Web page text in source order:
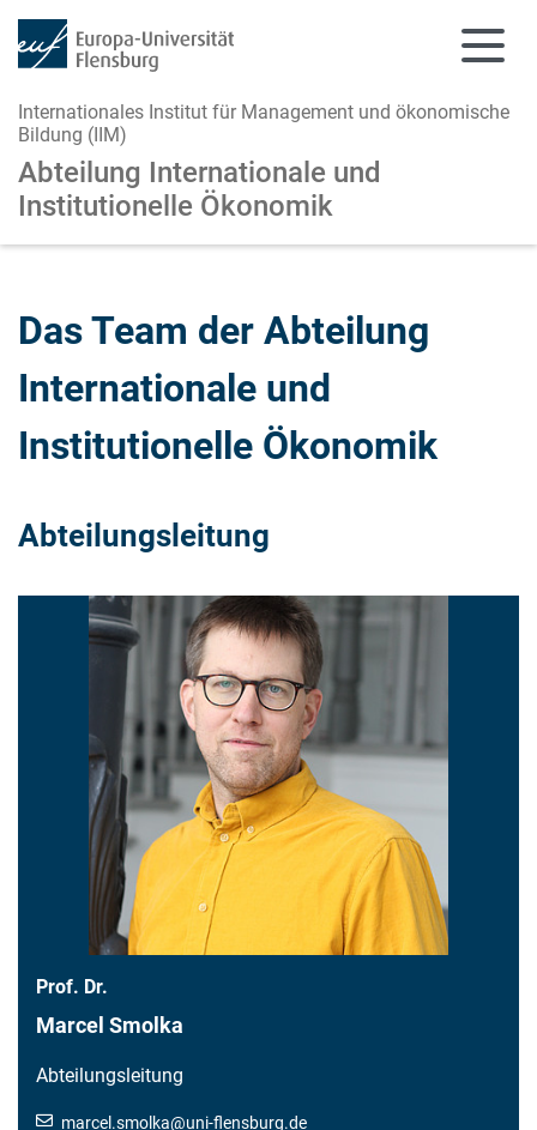
Internationales Institut für Management und ökonomische
Bildung (IIM)
Abteilung Internationale und
Institutionelle Ökonomik
Das Team der Abteilung
Internationale und
Institutionelle Ökonomik
Abteilungsleitung
Prof. Dr.
Marcel Smolka
Abteilungsleitung
marcel.smolka@uni-flensburg.de